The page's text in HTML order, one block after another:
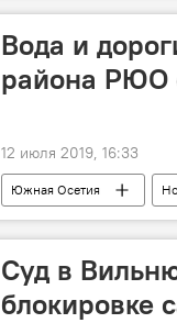
Вода и
района РЮО
12 июля 2019, 16:33
Южная Осетия
Суд в
блокировке